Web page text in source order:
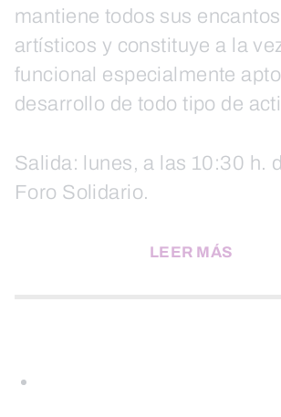
mantiene todos sus
artísticos y constituye a la
funcional especialmente apto
desarrollo de todo tipo de
Salida: lunes, a las 10:30 h.
Foro Solidario.
LEER MÁS